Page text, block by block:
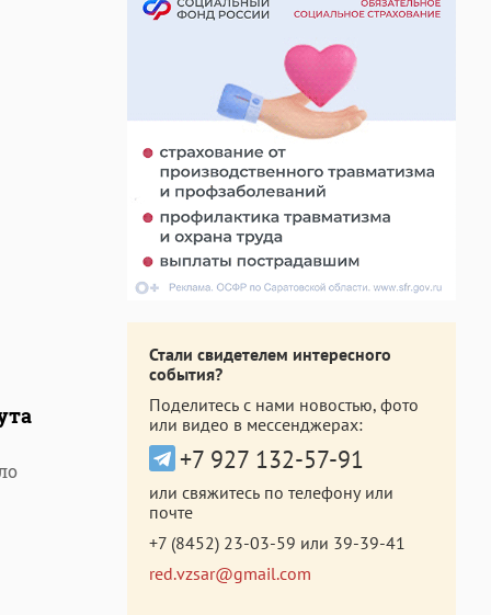
Стали свидетелем интересного
события?
Поделитесь с нами новостью, фото
или видео в мессенджерах:
+7 927 132-57-91
или свяжитесь по телефону или
почте
+7 (8452) 23-03-59 или 39-39-41
red.vzsar@gmail.com